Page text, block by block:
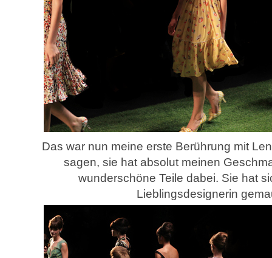
Das war nun meine erste Berührung mit
sagen, sie hat absolut meinen
wunderschöne Teile dabei. Sie hat
Lieblingsdesignerin